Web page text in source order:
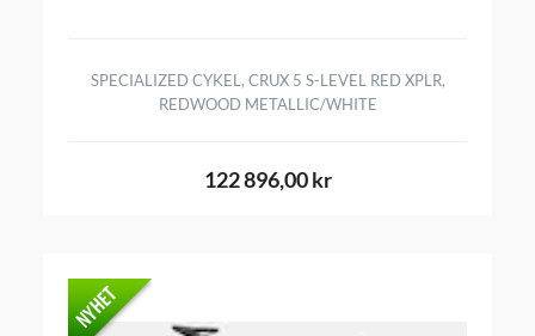
SPECIALIZED CYKEL, CRUX 5 S-LEVEL RED XPLR,
REDWOOD METALLIC/WHITE
122 896,00 kr